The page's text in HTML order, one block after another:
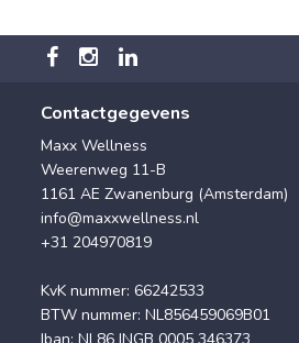
Contactgegevens
Maxx Wellness
Weerenweg 11-B
1161 AE Zwanenburg (Amsterdam)
info@maxxwellness.nl
+31 204970819
KvK nummer: 66242533
BTW nummer: NL856459069B01
Iban: NL86 INGB 0005 346373